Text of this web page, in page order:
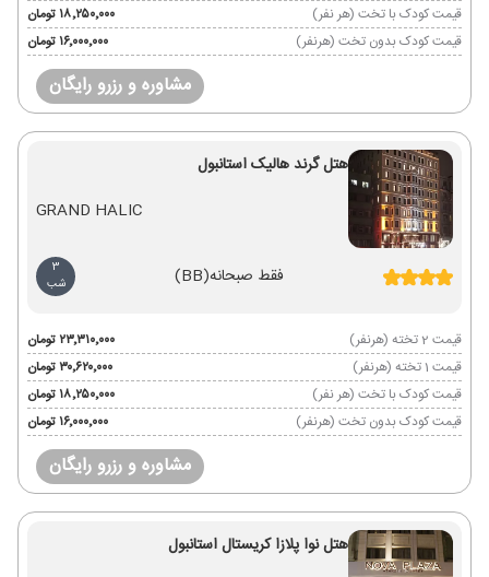
قیمت کودک با تخت (هر نفر)
۱۸٬۲۵۰٬۰۰۰ تومان
قیمت کودک بدون تخت (هرنفر)
۱۶٬۰۰۰٬۰۰۰ تومان
مشاوره و رزرو رایگان
هتل گرند هالیک استانبول
GRAND HALIC
فقط صبحانه(BB)
3
شب
قیمت 2 تخته (هرنفر)
۲۳٬۳۱۰٬۰۰۰ تومان
قیمت 1 تخته (هرنفر)
۳۰٬۶۲۰٬۰۰۰ تومان
قیمت کودک با تخت (هر نفر)
۱۸٬۲۵۰٬۰۰۰ تومان
قیمت کودک بدون تخت (هرنفر)
۱۶٬۰۰۰٬۰۰۰ تومان
مشاوره و رزرو رایگان
هتل نوا پلازا کریستال استانبول